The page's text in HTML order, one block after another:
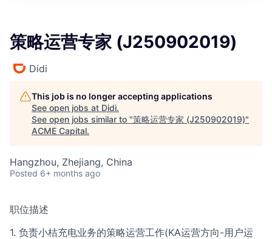
ACME Homepage
策略运营专家 (J250902019)
Didi
This job is no longer accepting applications
See open jobs at Didi.
See open jobs similar to "策略运营专家 (J250902019)"
ACME Capital.
Hangzhou, Zhejiang, China
Posted 6+ months ago
职位描述
1. 负责小桔充电业务的策略运营工作(KA运营方向-用户运